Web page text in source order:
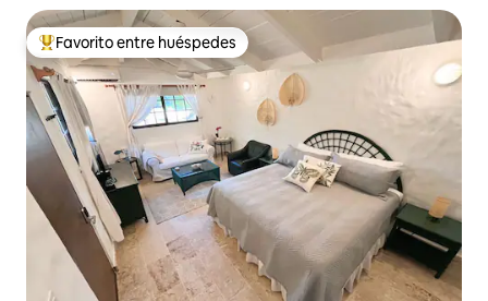
De los mejores en Favorito entre huéspedes
Favorito entre huéspedes